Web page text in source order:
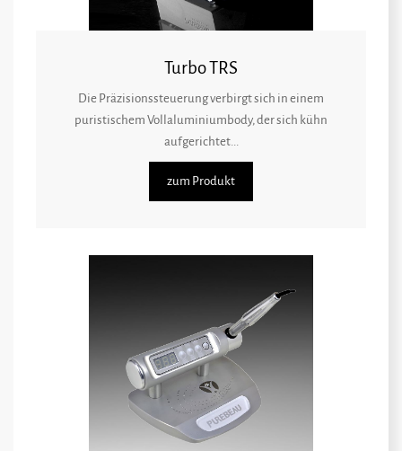
Turbo TRS
Die Präzisionssteuerung verbirgt sich in einem
puristischem Vollaluminiumbody, der sich kühn
aufgerichtet...
zum Produkt